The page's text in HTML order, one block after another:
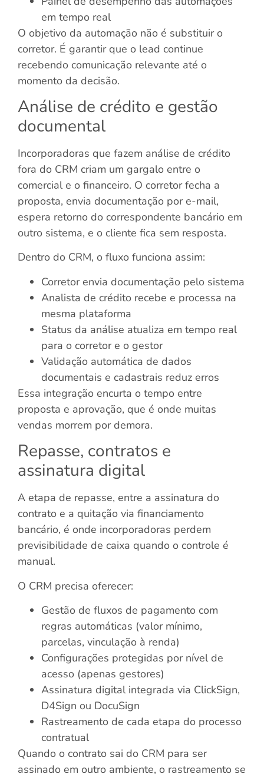
em tempo real
O objetivo da automação não é substituir o
corretor. É garantir que o lead continue
recebendo comunicação relevante até o
momento da decisão.
Análise de crédito e gestão
documental
Incorporadoras que fazem análise de crédito
fora do CRM criam um gargalo entre o
comercial e o financeiro. O corretor fecha a
proposta, envia documentação por e-mail,
espera retorno do correspondente bancário em
outro sistema, e o cliente fica sem resposta.
Dentro do CRM, o fluxo funciona assim:
Corretor envia documentação pelo sistema
Analista de crédito recebe e processa na
mesma plataforma
Status da análise atualiza em tempo real
para o corretor e o gestor
Validação automática de dados
documentais e cadastrais reduz erros
Essa integração encurta o tempo entre
proposta e aprovação, que é onde muitas
vendas morrem por demora.
Repasse, contratos e
assinatura digital
A etapa de repasse, entre a assinatura do
contrato e a quitação via financiamento
bancário, é onde incorporadoras perdem
previsibilidade de caixa quando o controle é
manual.
O CRM precisa oferecer:
Gestão de fluxos de pagamento com
regras automáticas (valor mínimo,
parcelas, vinculação à renda)
Configurações protegidas por nível de
acesso (apenas gestores)
Assinatura digital integrada via ClickSign,
D4Sign ou DocuSign
Rastreamento de cada etapa do processo
contratual
Quando o contrato sai do CRM para ser
assinado em outro ambiente, o rastreamento se